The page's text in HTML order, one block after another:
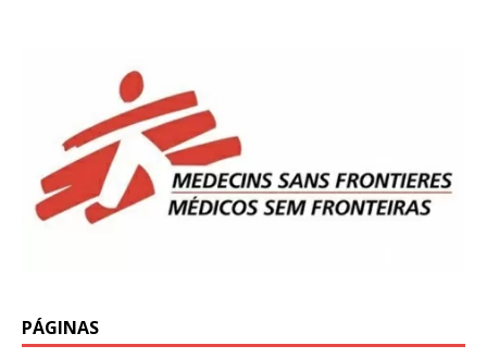
PÁGINAS